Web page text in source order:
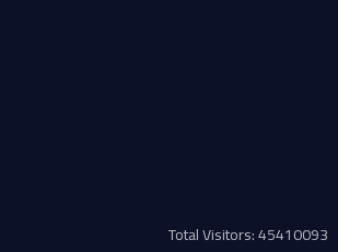
Total Visitors: 45410093